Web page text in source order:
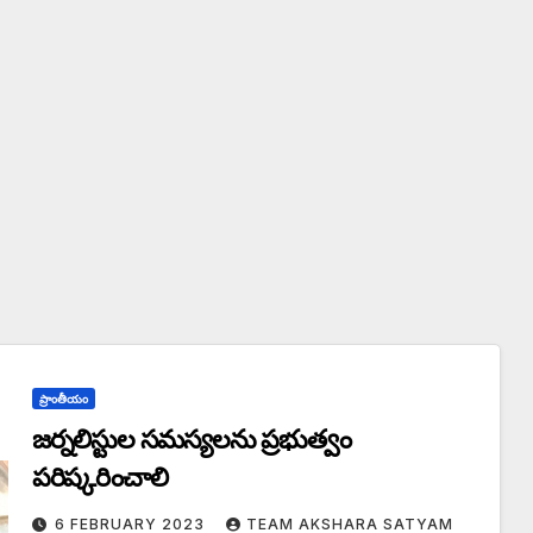
ప్రాంతీయం
జర్నలిస్టుల సమస్యలను ప్రభుత్వం
పరిష్కరించాలి
6 FEBRUARY 2023 TEAM AKSHARA SATYAM